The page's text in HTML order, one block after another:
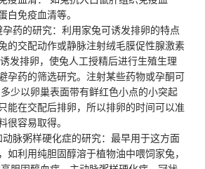
白免疫血清等。
孕药的研究：利用家兔可诱发排卵的特点
的交配动作或静脉注射绒毛膜促性腺激素
发排卵，使兔人工授精后进行生殖生理
孕药的筛选研究。注射某些药物或孕酮可
少以卵巢表面带有鲜红色小点的小突起
能在交配后排卵，所以排卵的时间可以准
很容易取得。
脉粥样硬化症的研究：最早用于这方面
如利用纯胆固醇溶于植物油中喂饲家兔，